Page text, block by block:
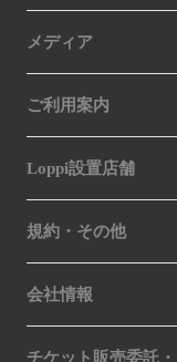
メディア
ご利用案内
Loppi設置店舗
規約・その他
会社情報
チケット販売委託